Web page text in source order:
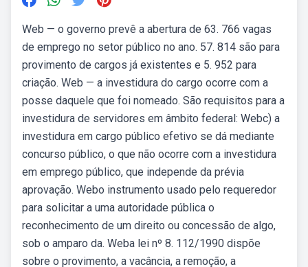
Web — o governo prevê a abertura de 63. 766 vagas
de emprego no setor público no ano. 57. 814 são para
provimento de cargos já existentes e 5. 952 para
criação. Web — a investidura do cargo ocorre com a
posse daquele que foi nomeado. São requisitos para a
investidura de servidores em âmbito federal: Webc) a
investidura em cargo público efetivo se dá mediante
concurso público, o que não ocorre com a investidura
em emprego público, que independe da prévia
aprovação. Webo instrumento usado pelo requeredor
para solicitar a uma autoridade pública o
reconhecimento de um direito ou concessão de algo,
sob o amparo da. Weba lei nº 8. 112/1990 dispõe
sobre o provimento, a vacância, a remoção, a